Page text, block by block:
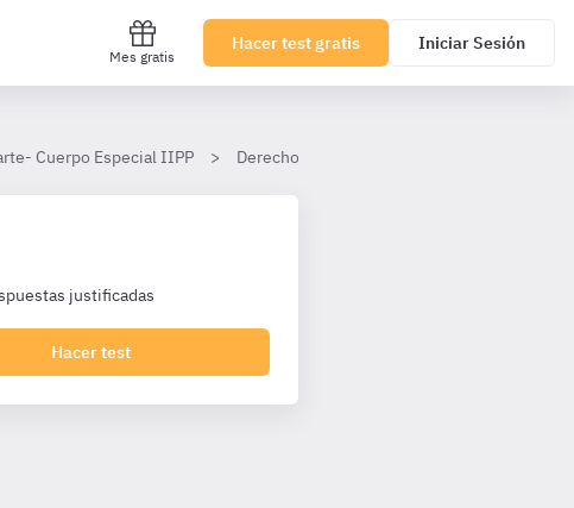
Mes gratis
Hacer test gratis Iniciar Sesión
Cuerpo Especial IIPP Derecho Penitenciario
justificadas
Hacer test